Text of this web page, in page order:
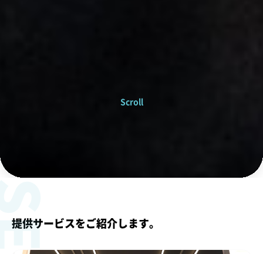
Scroll
提供サービスをご紹介します。